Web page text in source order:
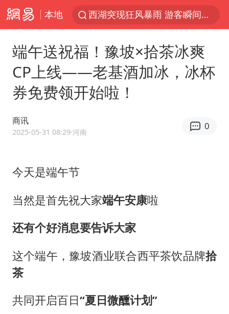
本地
西湖突现狂风暴雨 游客瞬间被浇透
白海豚将正面袭击贯穿浙江
情侣平潭拍日出坠崖1死1伤
《欢迎来龙餐馆》口碑
郑丽文：台湾从来没有“独立”过
杭州全市有序停课
“不怕六爷挂得多 就怕六爷挂一颗”
乐享全民健身 共筑健康中国
端午送祝福！豫坡×拾茶冰爽
CP上线——老基酒加冰，冰杯
券免费领开始啦！
商讯
2025-05-31 08:29·河南
0
今天是端午节
当然是首先祝大家端午安康啦
还有个好消息要告诉大家
这个端午，豫坡酒业联合西平茶饮品牌拾
茶
共同开启百日“夏日微醺计划”